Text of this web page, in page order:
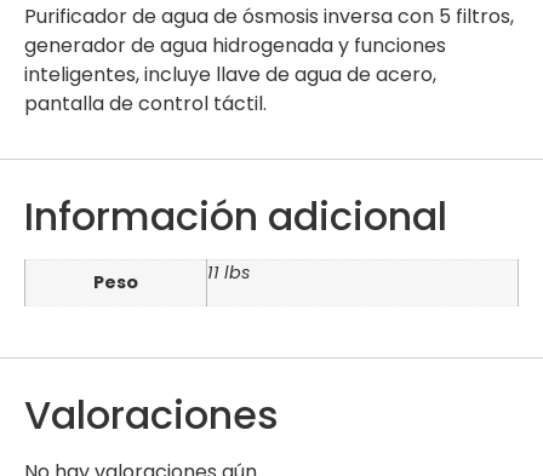
Purificador de agua de ósmosis inversa con 5 filtros,
generador de agua hidrogenada y funciones
inteligentes, incluye llave de agua de acero,
pantalla de control táctil.
Información adicional
Peso 11 lbs
Valoraciones